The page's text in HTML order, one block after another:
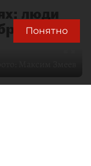
люди
Понятно